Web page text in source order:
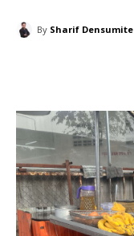
By Sharif Densumite